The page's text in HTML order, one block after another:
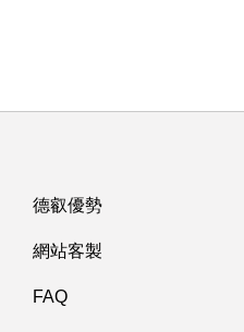
德叡優勢
網站客製
FAQ